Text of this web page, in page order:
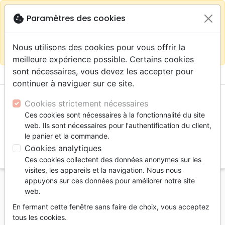
Continuer sur le site France close
warningSelon votre
localisation (États-
sur la boutique La Maison de la Bible Suisse
menu shopping_cart
Accueil Livres
Commentaires
Josué et le secret de sa réussite
cookie Paramètres des cookies
Nous utilisons des cookies pour vous offrir la
meilleure expérience possible. Certains cookies
sont nécessaires, vous devez les accepter pour
continuer à naviguer sur ce site.
Cookies strictement nécessaires
Ces cookies sont nécessaires à la fonctionnalité du site
web. Ils sont nécessaires pour l'authentification du client,
le panier et la commande.
Cookies analytiques
Ces cookies collectent des données anonymes sur les
visites, les appareils et la navigation. Nous nous
appuyons sur ces données pour améliorer notre site
web.
En fermant cette fenêtre sans faire de choix, vous acceptez
tous les cookies.